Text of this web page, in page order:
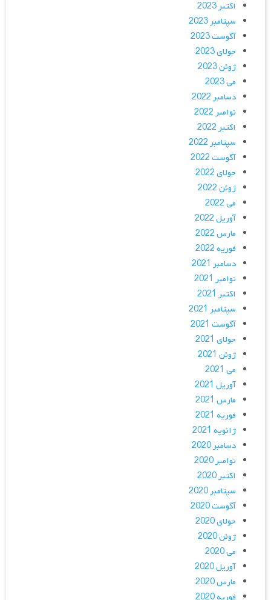
اکتبر 2023
سپتامبر 2023
آگوست 2023
جولای 2023
ژوئن 2023
می 2023
دسامبر 2022
نوامبر 2022
اکتبر 2022
سپتامبر 2022
آگوست 2022
جولای 2022
ژوئن 2022
می 2022
آوریل 2022
مارس 2022
فوریه 2022
دسامبر 2021
نوامبر 2021
اکتبر 2021
سپتامبر 2021
آگوست 2021
جولای 2021
ژوئن 2021
می 2021
آوریل 2021
مارس 2021
فوریه 2021
ژانویه 2021
دسامبر 2020
نوامبر 2020
اکتبر 2020
سپتامبر 2020
آگوست 2020
جولای 2020
ژوئن 2020
می 2020
آوریل 2020
مارس 2020